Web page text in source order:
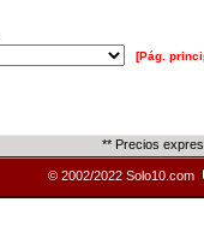
[Pág.
** Precios
© 2002/2022 Solo10.com